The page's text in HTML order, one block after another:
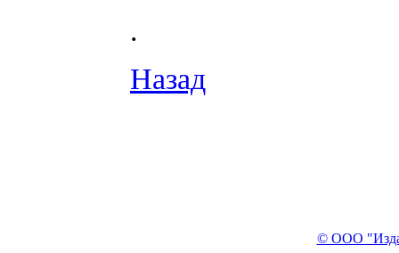
.
Назад
© ООО